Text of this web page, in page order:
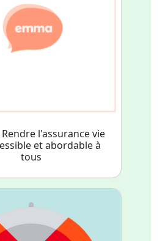
l'assurance vie
et abordable à
tous